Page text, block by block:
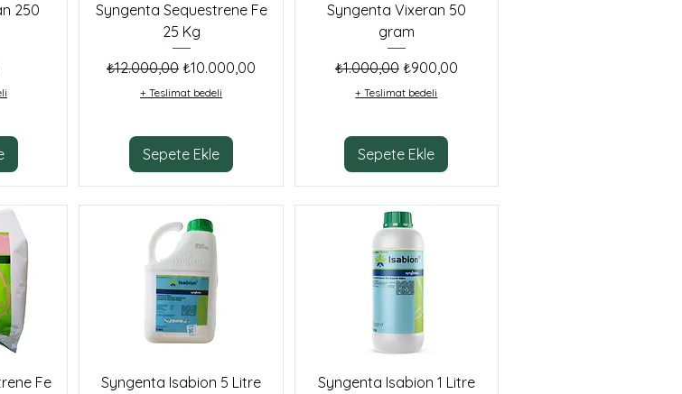
250
Syngenta Sequestrene Fe
25 Kg
Normal Fiyat
₺12.000,00 İndirimli Fiyat
₺10.000,00
+ Teslimat bedeli
Sepete Ekle
Syngenta Vixeran 50
gram
Normal Fiyat
₺1.000,00 İndirimli Fiyat
₺900,00
+ Teslimat bedeli
Sepete Ekle
Fe
Syngenta Isabion 5 Litre
Syngenta Isabion 1 Litre